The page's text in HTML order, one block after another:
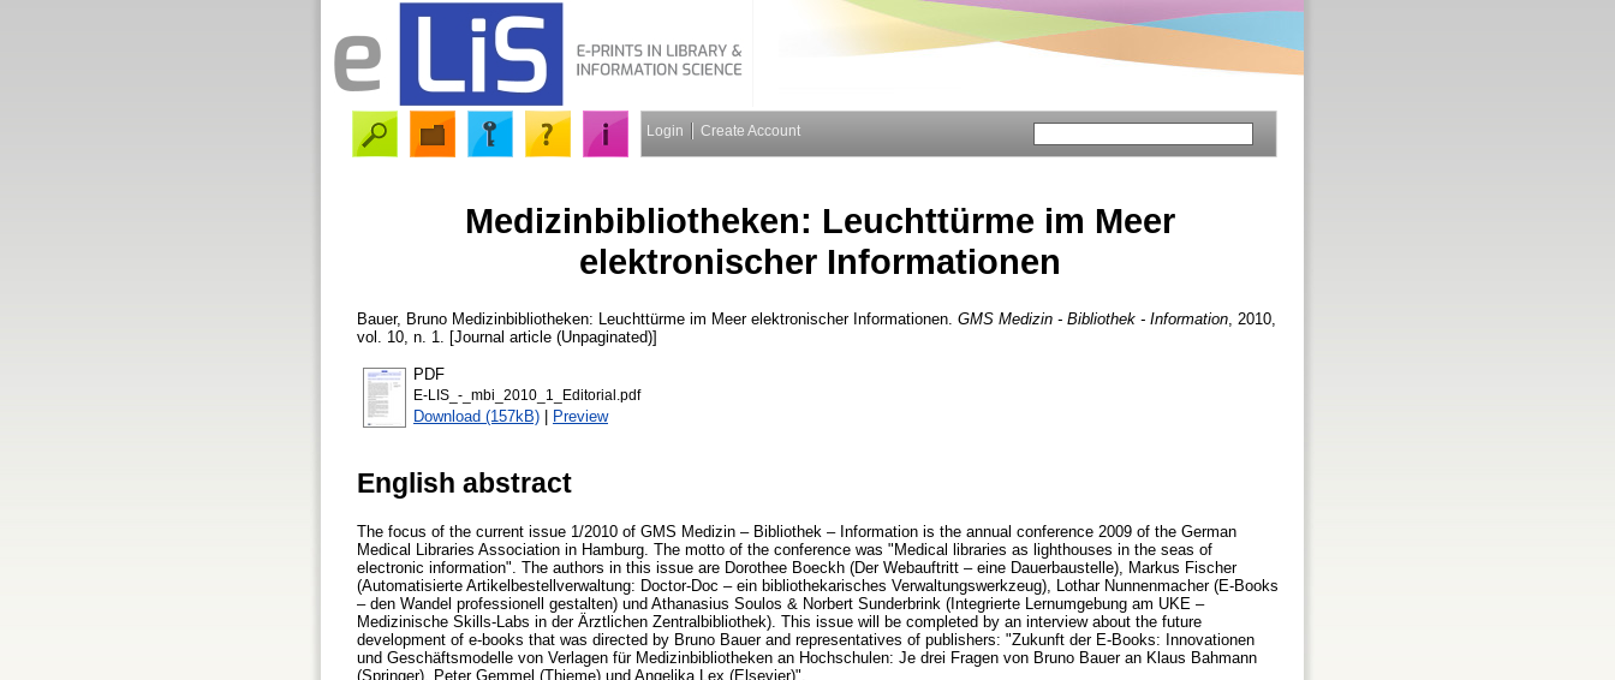
Login Create Account
Medizinbibliotheken: Leuchttürme im Meer
elektronischer Informationen
Bauer, Bruno Medizinbibliotheken: Leuchttürme im Meer elektronischer Informationen. GMS Medizin - Bibliothek - Information , 2010,
vol. 10, n. 1. [Journal article (Unpaginated)]
PDF
E-LIS_-_mbi_2010_1_Editorial.pdf
Download (157kB) | Preview
English abstract
The focus of the current issue 1/2010 of GMS Medizin – Bibliothek – Information is the annual conference 2009 of the German
Medical Libraries Association in Hamburg. The motto of the conference was "Medical libraries as lighthouses in the seas of
electronic information". The authors in this issue are Dorothee Boeckh (Der Webauftritt – eine Dauerbaustelle), Markus Fischer
(Automatisierte Artikelbestellverwaltung: Doctor-Doc – ein bibliothekarisches Verwaltungswerkzeug), Lothar Nunnenmacher (E-Books
– den Wandel professionell gestalten) und Athanasius Soulos & Norbert Sunderbrink (Integrierte Lernumgebung am UKE –
Medizinische Skills-Labs in der Ärztlichen Zentralbibliothek). This issue will be completed by an interview about the future
development of e-books that was directed by Bruno Bauer and representatives of publishers: "Zukunft der E-Books: Innovationen
und Geschäftsmodelle von Verlagen für Medizinbibliotheken an Hochschulen: Je drei Fragen von Bruno Bauer an Klaus Bahmann
(Springer), Peter Gemmel (Thieme) und Angelika Lex (Elsevier)".